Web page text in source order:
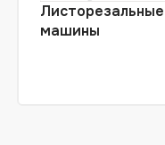
Листорезальные
машины